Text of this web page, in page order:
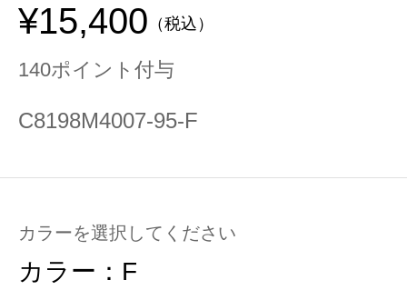
¥15,400 （税込）
140ポイント付与
C8198M4007-95-F
カラーを選択してください
カラー： F